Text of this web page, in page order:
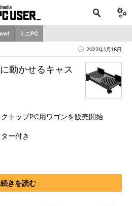
ミニPC
2022年1月18日
動かせるキャス
トップPC用ワゴンを販売開始
ー付き
続きを読む